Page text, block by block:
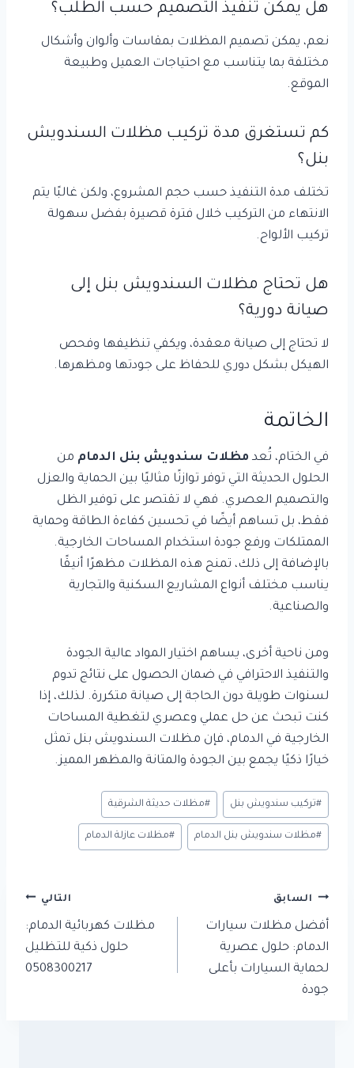
هل يمكن تنفيذ التصميم حسب الطلب؟
نعم، يمكن تصميم المظلات بمقاسات وألوان وأشكال
مختلفة بما يتناسب مع احتياجات العميل وطبيعة
الموقع.
كم تستغرق مدة تركيب مظلات السندويش
بنل؟
تختلف مدة التنفيذ حسب حجم المشروع، ولكن غالبًا يتم
الانتهاء من التركيب خلال فترة قصيرة بفضل سهولة
تركيب الألواح.
هل تحتاج مظلات السندويش بنل إلى
صيانة دورية؟
لا تحتاج إلى صيانة معقدة، ويكفي تنظيفها وفحص
الهيكل بشكل دوري للحفاظ على جودتها ومظهرها.
الخاتمة
في الختام، تُعد مظلات سندويش بنل الدمام من
الحلول الحديثة التي توفر توازنًا مثاليًا بين الحماية والعزل
والتصميم العصري. فهي لا تقتصر على توفير الظل
فقط، بل تساهم أيضًا في تحسين كفاءة الطاقة وحماية
الممتلكات ورفع جودة استخدام المساحات الخارجية.
بالإضافة إلى ذلك، تمنح هذه المظلات مظهرًا أنيقًا
يناسب مختلف أنواع المشاريع السكنية والتجارية
والصناعية.
ومن ناحية أخرى، يساهم اختيار المواد عالية الجودة
والتنفيذ الاحترافي في ضمان الحصول على نتائج تدوم
لسنوات طويلة دون الحاجة إلى صيانة متكررة. لذلك، إذا
كنت تبحث عن حل عملي وعصري لتغطية المساحات
الخارجية في الدمام، فإن مظلات السندويش بنل تمثل
خيارًا ذكيًا يجمع بين الجودة والمتانة والمظهر المميز.
وسوم
المقال:
#تركيب سندويش بنل #مظلات حديثة الشرقية
#مظلات سندويش بنل الدمام #مظلات عازلة الدمام
تصفّح
المقالات
السابق
أفضل مظلات سيارات
الدمام: حلول عصرية
لحماية السيارات بأعلى
جودة
التالي
مظلات كهربائية الدمام:
حلول ذكية للتظليل
0508300217